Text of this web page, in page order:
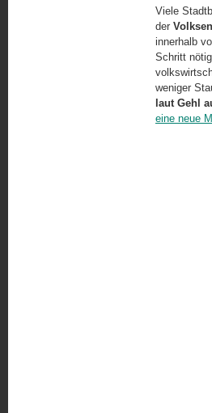
Viele
der
innerhalb
Schritt
weniger
laut Gehl
eine neue